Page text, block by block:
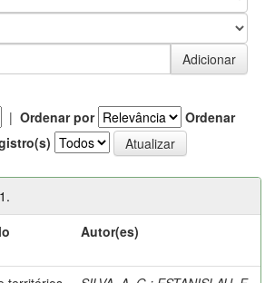
| Ordenar por
Ordenar
Autor(es)